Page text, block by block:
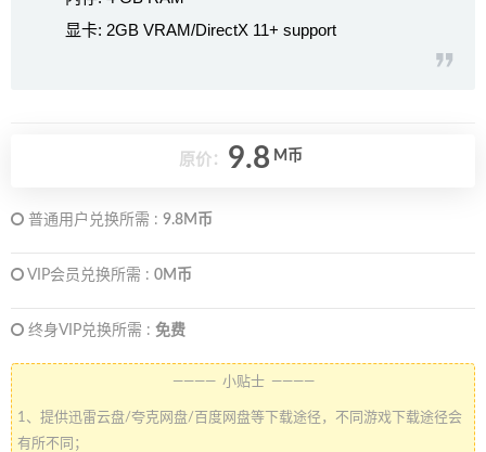
显卡: 2GB VRAM/DirectX 11+ support
原价： 9.8 M币
普通用户兑换所需 : 9.8M币
VIP会员兑换所需 : 0M币
终身VIP兑换所需 : 免费
———— 小贴士 ————
1、提供迅雷云盘/夸克网盘/百度网盘等下载途径，不同游戏下载途径会
有所不同；